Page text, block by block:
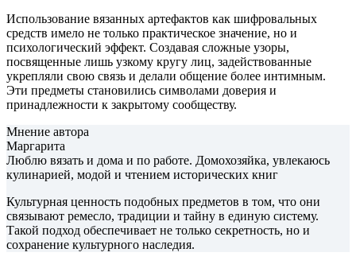
Использование вязанных артефактов как шифровальных
средств имело не только практическое значение, но и
психологический эффект. Создавая сложные узоры,
посвященные лишь узкому кругу лиц, задействованные
укрепляли свою связь и делали общение более интимным.
Эти предметы становились символами доверия и
принадлежности к закрытому сообществу.
Мнение автора
Маргарита
Люблю вязать и дома и по работе. Домохозяйка, увлекаюсь
кулинарией, модой и чтением исторических книг
Культурная ценность подобных предметов в том, что они
связывают ремесло, традиции и тайну в единую систему.
Такой подход обеспечивает не только секретность, но и
сохранение культурного наследия.